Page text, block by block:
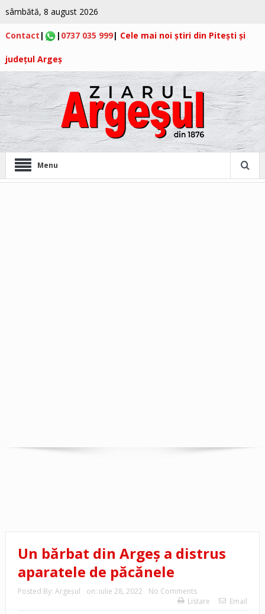
sâmbătă, 8 august 2026
Contact | | 0737 035 999| Cele mai noi știri din Pitești și
județul Argeș
Menu
Un bărbat din Argeș a distrus
aparatele de păcănele
Posted By: Argeşul on: iulie 28, 2022
No Comments
Listare
Email